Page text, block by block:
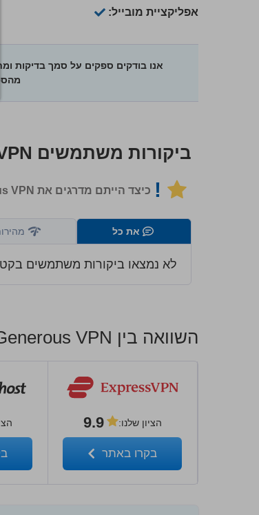
אפליקציית מובייל:
אנו בודקים ספקים על סמך בדיקות
ביקורות משתמשים
! כיצד הייתם מדרגים את Generous VPN?
את כל
לא נמצאו ביקורות משתמשים
השוואה בין Generous VPN לבין שירותי ה-VPN המובילים
הציון שלנו:
9.9
בקרו באתר